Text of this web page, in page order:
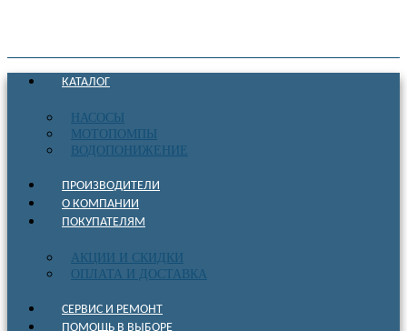
КАТАЛОГ
НАСОСЫ
МОТОПОМПЫ
ВОДОПОНИЖЕНИЕ
ПРОИЗВОДИТЕЛИ
О КОМПАНИИ
ПОКУПАТЕЛЯМ
АКЦИИ И СКИДКИ
ОПЛАТА И ДОСТАВКА
СЕРВИС И РЕМОНТ
ПОМОЩЬ В ВЫБОРЕ